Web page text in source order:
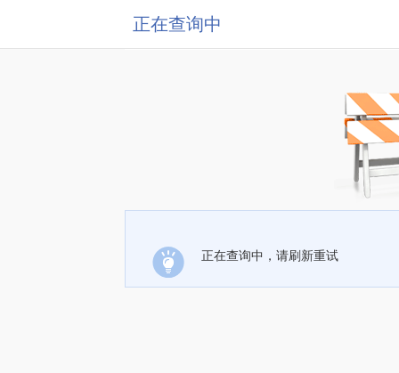
正在查询中
正在查询中，请刷新重试